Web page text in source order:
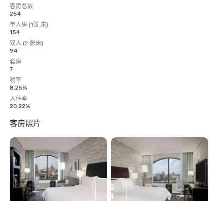
客房总数
254
单人房 (1张 床)
154
双人 (2 张床)
94
套房
7
税率
8.25%
入住率
20.22%
客房照片
查
看